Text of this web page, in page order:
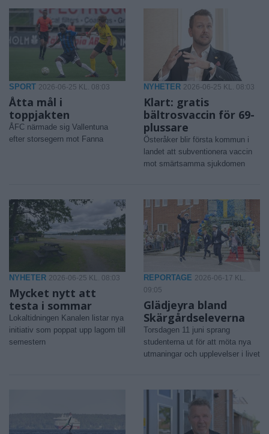
SPORT 2026-06-25 KL. 08:03
Åtta mål i
toppjakten
ÅFC närmade sig Vallentuna
efter storsegern mot Fanna
NYHETER 2026-06-25 KL. 08:03
Klart: gratis
bältrosvaccin för 69-
plussare
Österåker blir första kommun i
landet att subventionera vaccin
mot smärtsamma sjukdomen
NYHETER 2026-06-25 KL. 08:03
Mycket nytt att
testa i sommar
Lokaltidningen Kanalen listar nya
initiativ som poppat upp lagom till
semestern
REPORTAGE 2026-06-17 KL.
09:05
Glädjeyra bland
Skärgårdseleverna
Torsdagen 11 juni sprang
studenterna ut för att möta nya
utmaningar och upplevelser i livet